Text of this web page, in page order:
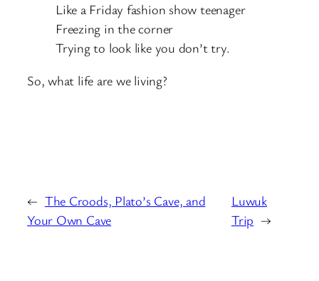
Like a Friday fashion show teenager
Freezing in the corner
Trying to look like you don’t try.
So, what life are we living?
← The Croods, Plato’s Cave, and
Your Own Cave
Luwuk
Trip →